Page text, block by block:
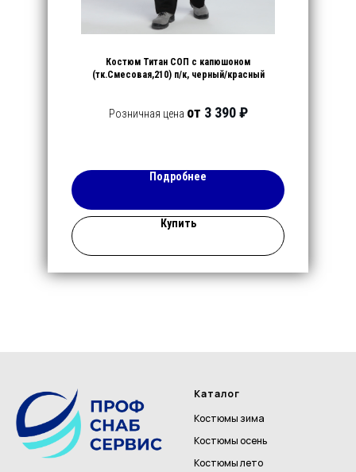
Костюм Титан СОП с капюшоном
(тк.Смесовая,210) п/к, черный/красный
Розничная цена от 3 390 ₽
Подробнее
Купить
Каталог
Костюмы зима
Костюмы осень
Костюмы лето